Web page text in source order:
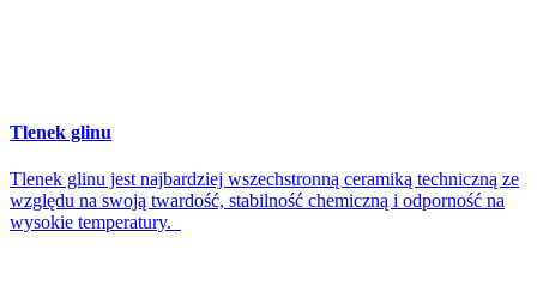
Tlenek glinu
Tlenek glinu jest najbardziej wszechstronną ceramiką techniczną ze
względu na swoją twardość, stabilność chemiczną i odporność na
wysokie temperatury.